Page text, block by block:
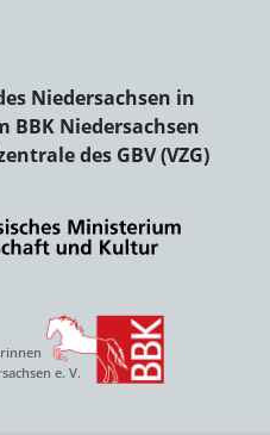
Niedersachsen in
BBK Niedersachsen
des GBV (VZG)
e. V.